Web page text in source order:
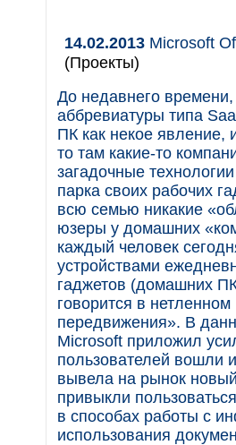
14.02.2013 Microsoft
(Проекты)
До недавнего
аббревиатуры типа
ПК как некое явление,
то там какие-то
загадочные
парка своих рабочих
всю семью никакие
юзеры у домашних
каждый человек
устройствами
гаджетов (домашних
говорится в
передвижения». В
Microsoft приложил
пользователей вошли
вывела на рынок
привыкли
в способах работы с
использования